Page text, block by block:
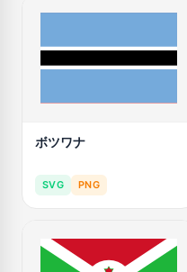
ボツワナ
SVG PNG